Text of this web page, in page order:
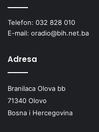
Telefon: 032 828 010
E-mail: oradio@bih.net.ba
Adresa
Branilaca Olova bb
71340 Olovo
Bosna i Hercegovina